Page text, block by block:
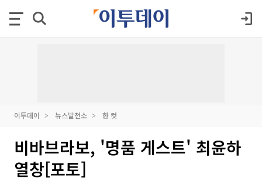
이투데이 뉴스발전소 한 컷
비바브라보, '명품 게스트' 최윤하
열창[포토]